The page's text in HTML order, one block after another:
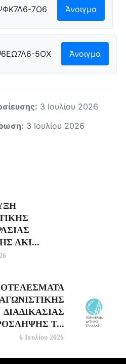
7Ο6 Άνοιγμα
5ΟΧ Άνοιγμα
3 Ιουλίου 2026
3 Ιουλίου 2026
ΑΚΙ...
ΔΙΑΔΙΚΑΣΙΑΣ
Τ...
6 Ιουλίου 2026